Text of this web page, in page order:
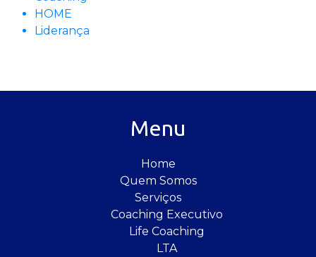
HOME
Liderança
Menu
Home
Quem Somos
Serviços
Coaching Executivo
Life Coaching
LTA